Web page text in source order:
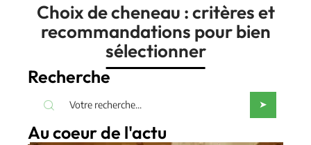
Choix de cheneau : critères et
recommandations pour bien
sélectionner
Recherche
Au coeur de l'actu